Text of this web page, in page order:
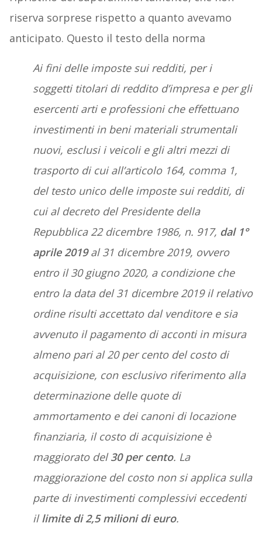
riserva sorprese rispetto a quanto avevamo
anticipato. Questo il testo della norma
Ai fini delle imposte sui redditi, per i
soggetti titolari di reddito d’impresa e per gli
esercenti arti e professioni che effettuano
investimenti in beni materiali strumentali
nuovi, esclusi i veicoli e gli altri mezzi di
trasporto di cui all’articolo 164, comma 1,
del testo unico delle imposte sui redditi, di
cui al decreto del Presidente della
Repubblica 22 dicembre 1986, n. 917, dal 1°
aprile 2019al 31 dicembre 2019, ovvero
entro il 30 giugno 2020, a condizione che
entro la data del 31 dicembre 2019 il relativo
ordine risulti accettato dal venditore e sia
avvenuto il pagamento di acconti in misura
almeno pari al 20 per cento del costo di
acquisizione, con esclusivo riferimento alla
determinazione delle quote di
ammortamento e dei canoni di locazione
finanziaria, il costo di acquisizione è
maggiorato del30 per cento. La
maggiorazione del costo non si applica sulla
parte di investimenti complessivi eccedenti
illimite di 2,5 milioni di euro.